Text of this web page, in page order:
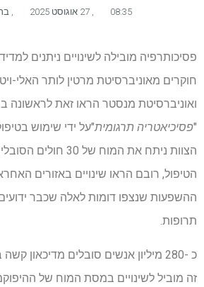
08:35
פסיכותרפיה מובילה לשינויים ניתנים
ואוניברסיטת מנסטר הראו זאת
"פסיכיאטריה תרגומית"על ידי שימוש
הצוות ניתח את המוח
הטיפול, רובם הראו שינויים באזורים
ההשפעות שנצפו דומות לאלה שכבר
תרופות.
כ -280 מיליון אנשים סובלים מדיכאון
זה מוביל לשינויים במסת המוח של